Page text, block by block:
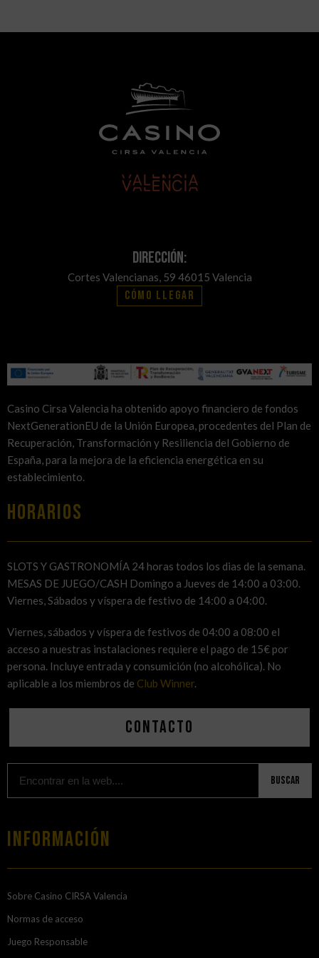
Dirección:
Cortes Valencianas, 59 46015 Valencia
Cómo llegar
Casino Cirsa Valencia ha obtenido apoyo financiero de fondos
NextGenerationEU de la Unión Europea, procedentes del Plan de
Recuperación, Transformación y Resiliencia del Gobierno de
España, para la mejora de la eficiencia energética en su
establecimiento.
HORARIOS
SLOTS Y GASTRONOMÍA 24 horas todos los dias de la semana.
MESAS DE JUEGO/CASH Domingo a Jueves de 14:00 a 03:00.
Viernes, Sábados y víspera de festivo de 14:00 a 04:00.
Viernes, sábados y víspera de festivos de 04:00 a 08:00 el
acceso a nuestras instalaciones requiere el pago de 15€ por
persona. Incluye entrada y consumición (no alcohólica). No
aplicable a los miembros de Club Winner.
Contacto
Buscar
Información
Sobre Casino CIRSA Valencia
Normas de acceso
Juego Responsable